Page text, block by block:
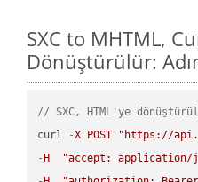
SXC to MHTML,
Dönüştürülür:
// SXC, HTML'ye
curl
-X POST
"https://
- H
"accept: application/